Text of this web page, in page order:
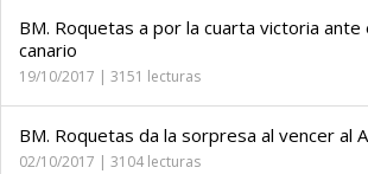
BM. Roquetas a por la cuarta victoria ante
canario
19/10/2017 | 3151 lecturas
BM. Roquetas da la sorpresa al vencer al
02/10/2017 | 3104 lecturas